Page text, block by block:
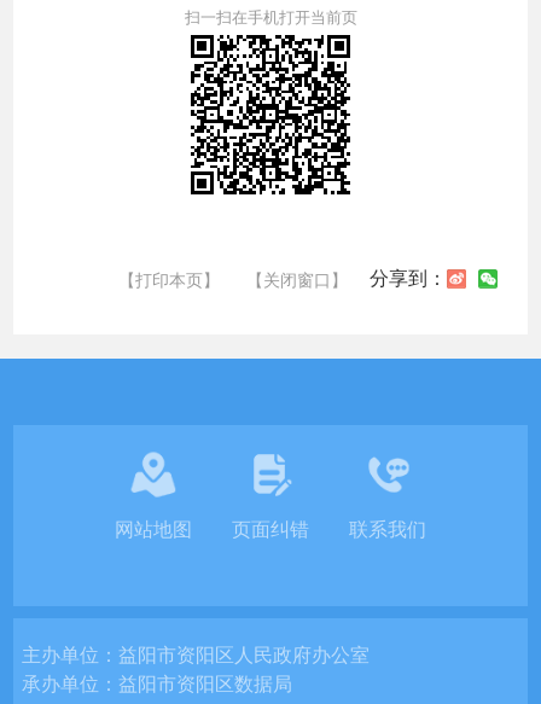
扫一扫在手机打开当前页
【打印本页】 【关闭窗口】 分享到：
网站地图 页面纠错 联系我们
主办单位：益阳市资阳区人民政府办公室
承办单位：益阳市资阳区数据局